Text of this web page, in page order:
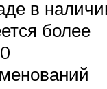
в
более